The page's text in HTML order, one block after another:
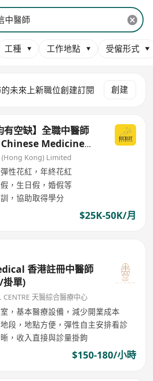
工種 工作地點 受僱形式
未來上新職位創建訂閱 創建
有空缺】全職中醫師
Medicine
Practitioner (歡迎應屆新進醫師)
Kong) Limited
性花紅，年終花紅
，生日假，婚假等
，協助取得學分
$25K-50K/月
香港註冊中醫師
掛單)
CENTRE 天醫綜合醫療中心
，基本醫療設備，減少開業成本
段，地點方便，彈性自主安排看診
，收入直接與診量掛鉤
$150-180/小時